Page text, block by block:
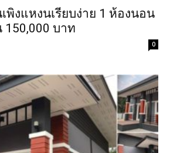
พิงแหงนเรียบง่าย 1 ห้องนอน
บาท
0